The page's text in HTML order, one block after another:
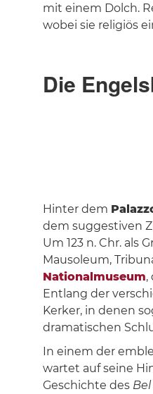
mit einem Dolch.
wobei sie religiös
Die
Hinter dem
dem suggestiven
Um 123 n. Chr. als
Mausoleum,
Nationalmuseum,
Entlang der
Kerker, in denen
dramatischen
In einem der
wartet auf seine
Geschichte des